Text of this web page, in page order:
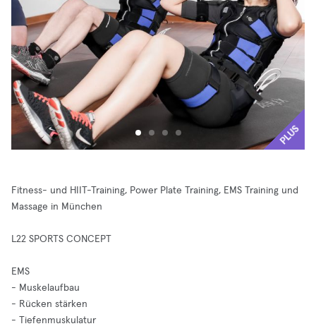
PLUS
Fitness- und HIIT-Training, Power Plate Training, EMS Training und
Massage in München
L22 SPORTS CONCEPT
EMS
- Muskelaufbau
- Rücken stärken
- Tiefenmuskulatur